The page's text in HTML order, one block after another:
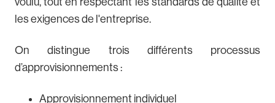
les exigences de l'entreprise.
On distingue trois différents processus
d’approvisionnements :
Approvisionnement individuel